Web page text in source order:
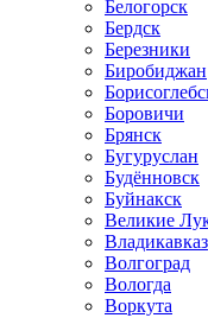
Белогорск
Бердск
Березники
Биробиджан
Боровичи
Брянск
Бугуруслан
Будённовск
Буйнакск
Великие
Владикавказ
Волгоград
Вологда
Воркута